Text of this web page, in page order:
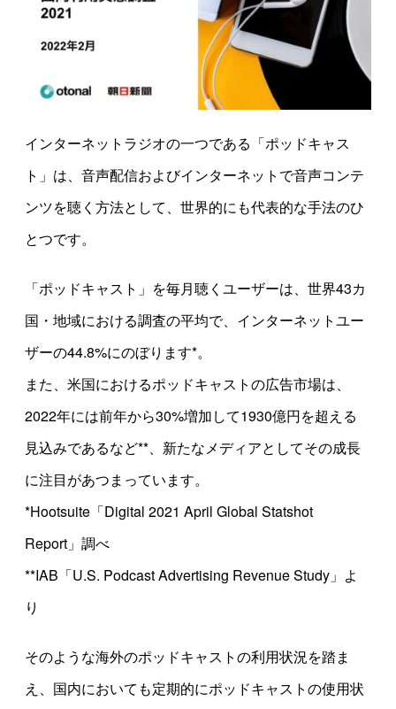
インターネットラジオの一つである「ポッドキャス
ト」は、音声配信およびインターネットで音声コンテ
ンツを聴く方法として、世界的にも代表的な手法のひ
とつです。
「ポッドキャスト」を毎月聴くユーザーは、世界43カ
国・地域における調査の平均で、インターネットユー
ザーの44.8%にのぼります*。
また、米国におけるポッドキャストの広告市場は、
2022年には前年から30%増加して1930億円を超える
見込みであるなど**、新たなメディアとしてその成長
に注目があつまっています。
*Hootsuite「Digital 2021 April Global Statshot
Report」調べ
**IAB「U.S. Podcast Advertising Revenue Study」よ
り
そのような海外のポッドキャストの利用状況を踏ま
え、国内においても定期的にポッドキャストの使用状